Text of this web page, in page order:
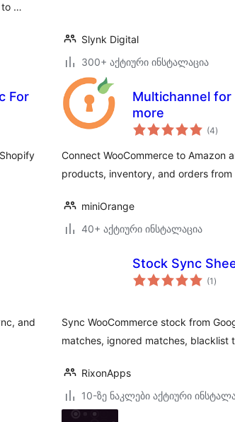
to …
Slynk Digital
300+ აქტიური ინსტალაცია
For
Multichannel for
more
(4)
Connect WooCommerce to Amazon
products, inventory, and orders
miniOrange
40+ აქტიური ინსტალაცია
and
Stock Sync
(1 )
Sync WooCommerce stock from
matches, ignored matches, blacklist
RixonApps
10-ზე ნაკლები აქტიური